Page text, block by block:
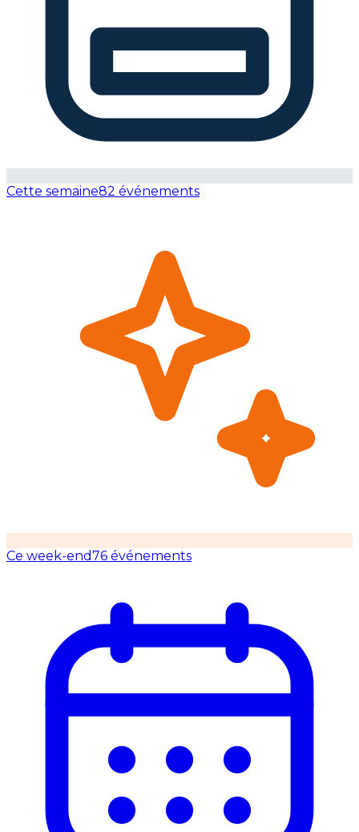
Cette semaine82 événements
Ce week-end76 événements